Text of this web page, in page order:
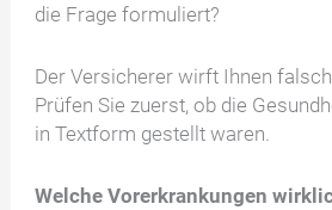
die Frage formuliert?
Der Versicherer wirft Ihnen
Prüfen Sie zuerst, ob die
in Textform gestellt waren.
Welche Vorerkrankungen